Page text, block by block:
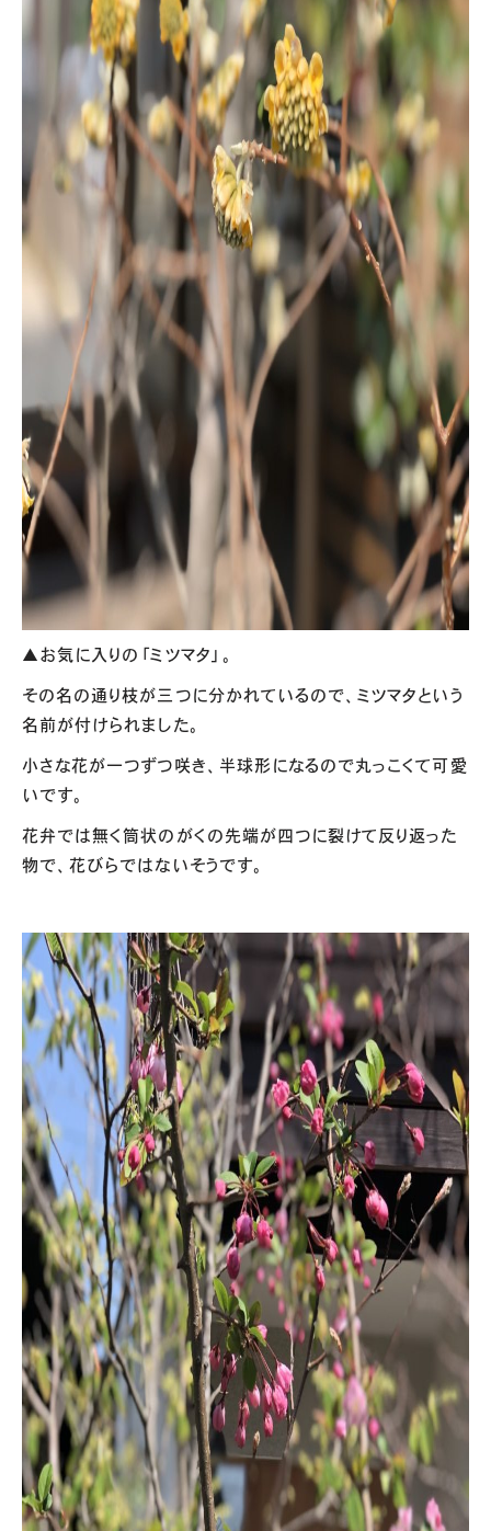
▲お気に入りの「ミツマタ」。
その名の通り枝が三つに分かれているので、ミツマタという
名前が付けられました。
小さな花が一つずつ咲き、半球形になるので丸っこくて可愛
いです。
花弁では無く筒状のがくの先端が四つに裂けて反り返った
物で、花びらではないそうです。